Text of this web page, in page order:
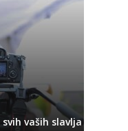
vaših slavlja